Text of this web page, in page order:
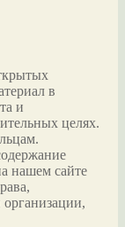
в
и
целях.
нашем сайте